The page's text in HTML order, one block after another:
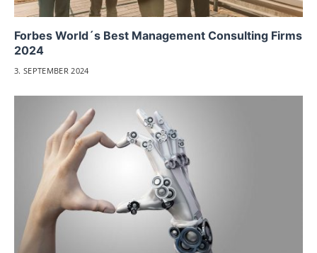
Forbes World´s Best Management Consulting Firms
2024
3. SEPTEMBER 2024